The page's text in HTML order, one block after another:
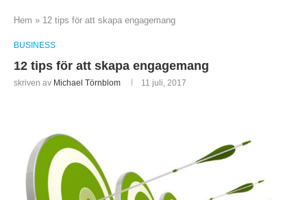
Hem » 12 tips för att skapa engagemang
BUSINESS
12 tips för att skapa engagemang
skriven av Michael Törnblom 11 juli, 2017